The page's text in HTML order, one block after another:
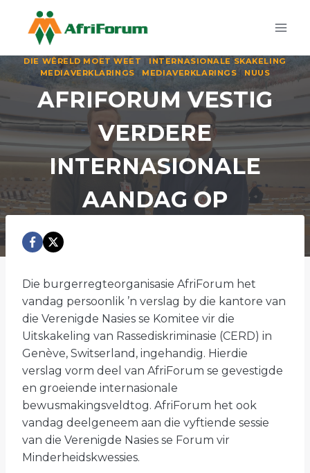
content
DIE WÊRELD MOET WEET | INTERNASIONALE SKAKELING
MEDIAVERKLARINGS | MEDIAVERKLARINGS | NUUS
AFRIFORUM VESTIG
VERDERE
INTERNASIONALE
AANDAG OP
HAATSPRAAK EN
SUID-AFRIKAANSE
MINDERHEIDSGROEPE
BY VN
Die burgerregteorganisasie AfriForum het
vandag persoonlik ’n verslag by die kantore van
die Verenigde Nasies se Komitee vir die
Uitskakeling van Rassediskriminasie (CERD) in
Genève, Switserland, ingehandig. Hierdie
verslag vorm deel van AfriForum se gevestigde
en groeiende internasionale
bewusmakingsveldtog. AfriForum het ook
vandag deelgeneem aan die vyftiende sessie
van die Verenigde Nasies se Forum vir
Minderheidskwessies.